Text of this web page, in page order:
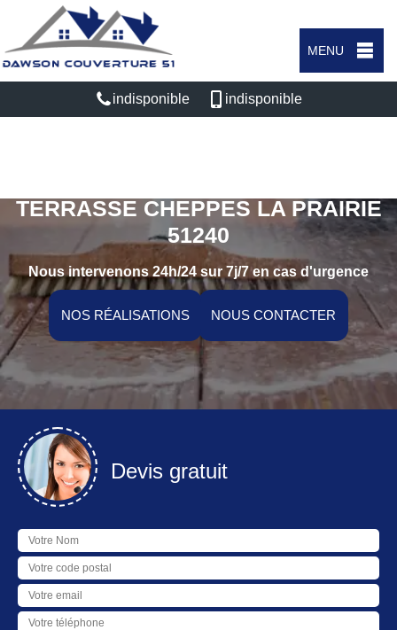
MENU
indisponible indisponible
TERRASSE CHEPPES LA PRAIRIE
51240
Nous intervenons 24h/24 sur 7j/7 en cas d'urgence
NOS RÉALISATIONS NOUS CONTACTER
Devis gratuit